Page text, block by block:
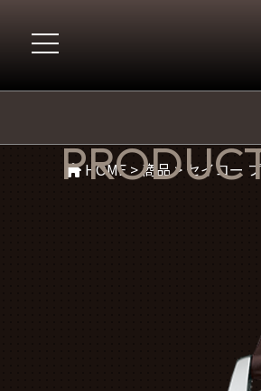
HOME>商品> セイコー プ